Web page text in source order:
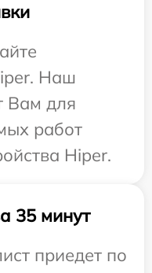
Наш
Вам для
работ
Hiper.
35 минут
приедет по